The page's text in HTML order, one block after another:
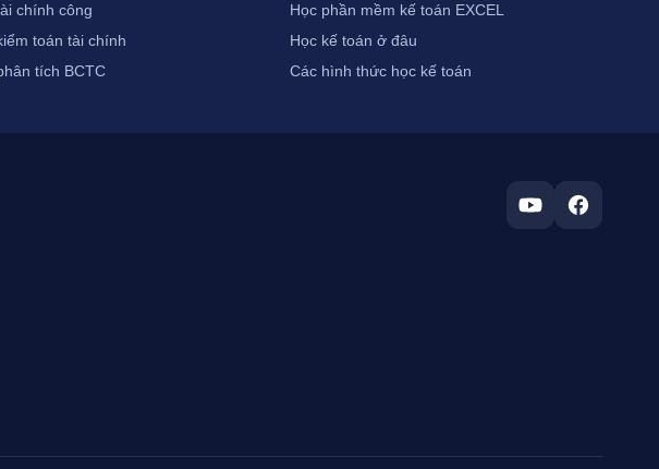
chính công
toán tài chính
tích BCTC
Học phần mềm kế toán EXCEL
Học kế toán ở đâu
Các hình thức học kế toán